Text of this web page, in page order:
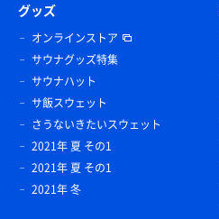
グッズ
オンラインストア
サウナグッズ特集
サウナハット
サ飯スウェット
さうないきたいスウェット
2021年 夏 その1
2021年 夏 その1
2021年 冬